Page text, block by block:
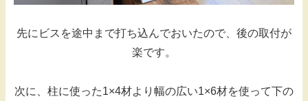
先にビスを途中まで打ち込んでおいたので、後の取付が
楽です。
次に、柱に使った1×4材より幅の広い1×6材を使って下の